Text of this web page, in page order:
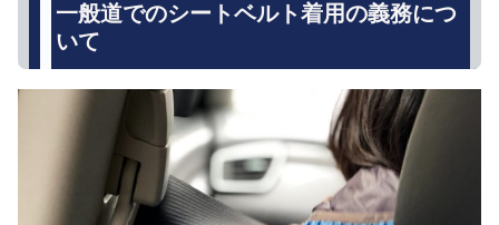
一般道でのシートベルト着用の義務につ
いて